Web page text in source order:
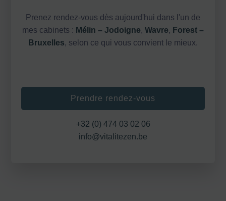
Prenez rendez-vous dès aujourd'hui dans l'un de
mes cabinets : Mélin – Jodoigne, Wavre, Forest –
Bruxelles, selon ce qui vous convient le mieux.
Prendre rendez-vous
+32 (0) 474 03 02 06
info@vitalitezen.be